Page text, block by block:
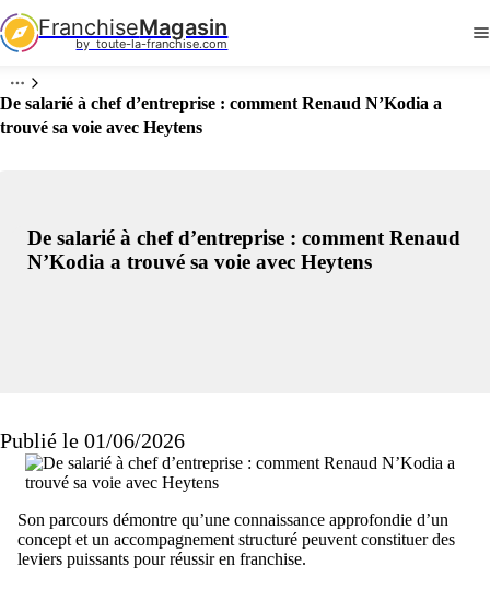
FranchiseMagasin
by  toute-la-franchise.com
De salarié à chef d’entreprise : comment Renaud N’Kodia a
trouvé sa voie avec Heytens
De salarié à chef d’entreprise : comment Renaud
N’Kodia a trouvé sa voie avec Heytens
Publié le 01/06/2026
Son parcours démontre qu’une connaissance approfondie d’un
concept et un accompagnement structuré peuvent constituer des
leviers puissants pour réussir en franchise.